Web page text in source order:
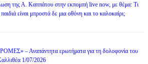
της Α. Καππάτου στην εκπομπή live now, με θέμα: Τι
είναι μπροστά δε μια οθόνη και το καλοκαίρι;
– Αναπάντητα ερωτήματα για τη δολοφονία του
1/07/2026